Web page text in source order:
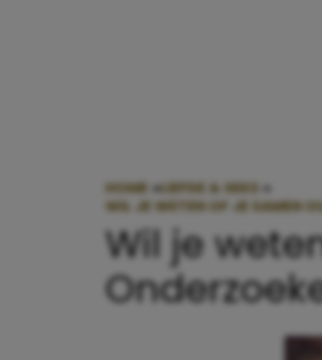
HOME »LIEFDE & SEKS »
WIL JE WETEN OF JE SAMEN
Wil je